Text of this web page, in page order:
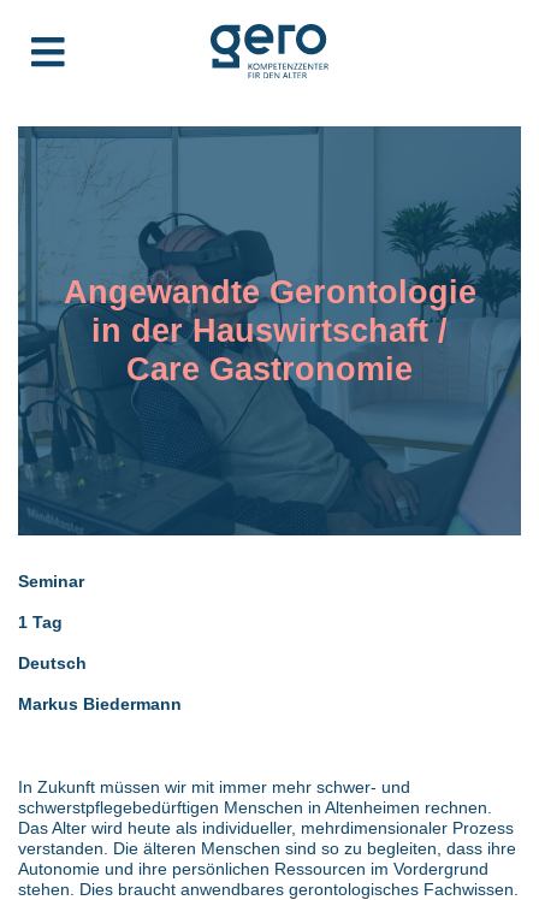
Angewandte Gerontologie
in der Hauswirtschaft /
Care Gastronomie
Seminar
1 Tag
Deutsch
Markus Biedermann
In Zukunft müssen wir mit immer mehr schwer- und
schwerstpflegebedürftigen Menschen in Altenheimen rechnen.
Das Alter wird heute als individueller, mehrdimensionaler Prozess
verstanden. Die älteren Menschen sind so zu begleiten, dass ihre
Autonomie und ihre persönlichen Ressourcen im Vordergrund
stehen. Dies braucht anwendbares gerontologisches Fachwissen.